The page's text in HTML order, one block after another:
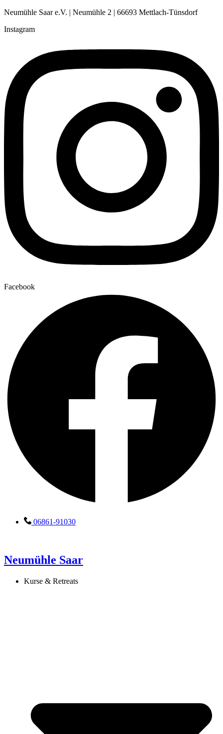
Neumühle Saar e.V. | Neumühle 2 | 66693 Mettlach-Tünsdorf
Instagram
Facebook
06861-91030
Neumühle Saar
Kurse & Retreats